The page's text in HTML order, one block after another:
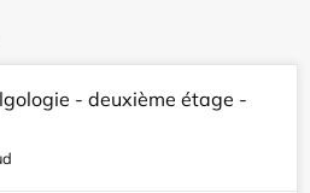
- deuxième étage -